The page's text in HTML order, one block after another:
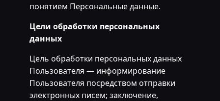
понятием Персональные данные.
Цели обработки персональных
данных
Цель обработки персональных данных
Пользователя — информирование
Пользователя посредством отправки
электронных писем; заключение,